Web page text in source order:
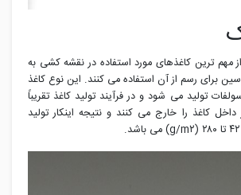
مهم ترین کاغذهای مورد استفاده در نقشه کشی به
برای رسم از آن استفاده می کنند. این نوع کاغذ
تولید می شود و در فرآیند تولید کاغذ تقریباً
کاغذ را خارج می کنند و نتیجه اینکار تولید